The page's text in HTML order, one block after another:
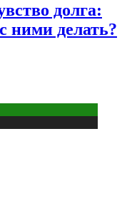
долга:
ними делать?